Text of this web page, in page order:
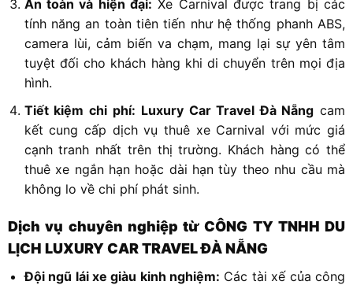
An toàn và hiện đại: Xe Carnival được trang bị các
tính năng an toàn tiên tiến như hệ thống phanh ABS,
camera lùi, cảm biến va chạm, mang lại sự yên tâm
tuyệt đối cho khách hàng khi di chuyển trên mọi địa
hình.
Tiết kiệm chi phí: Luxury Car Travel Đà Nẵng cam
kết cung cấp dịch vụ thuê xe Carnival với mức giá
cạnh tranh nhất trên thị trường. Khách hàng có thể
thuê xe ngắn hạn hoặc dài hạn tùy theo nhu cầu mà
không lo về chi phí phát sinh.
Dịch vụ chuyên nghiệp từ CÔNG TY TNHH DU
LỊCH LUXURY CAR TRAVEL ĐÀ NẴNG
Đội ngũ lái xe giàu kinh nghiệm: Các tài xế của công